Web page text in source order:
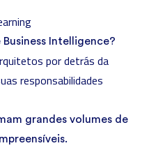
Intelligence?
por detrás da
responsabilidades
grandes volumes de